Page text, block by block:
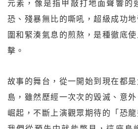
元素，像是指甲敲打地面聲響的
恐、殘暴無比的嘶吼，超級成功
圍和緊湊氣息的煎熬，是種徹底
擊。
故事的舞台，從一開始到現在都
島，雖然歷經一次次的毀滅、意
崛起，不斷上演觀眾期待的「恐